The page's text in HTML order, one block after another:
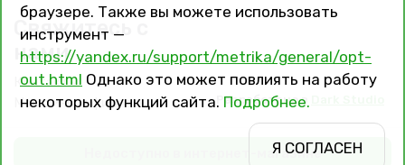
Недоступно в интернет-магазине
Свяжитесь с
нами
Контакты
Магазины и филиалы
Разработано в
браузере. Также вы можете использовать
инструмент —
https://yandex.ru/support/metrika/general/opt-
out.html Однако это может повлиять на работу
некоторых функций сайта. Подробнее.
Я СОГЛАСЕН